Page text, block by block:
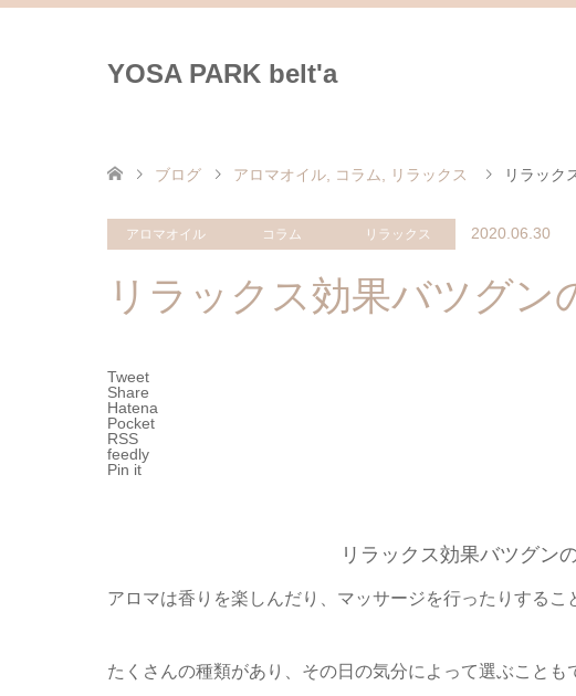
YOSA PARK belt'a
ブログ アロマオイル コラム リラックス リラック
アロマオイル コラム リラックス 2020.06.30
リラックス効果バツグン
Tweet
Share
Hatena
Pocket
RSS
feedly
Pin it
リラックス効果バツグン
アロマは香りを楽しんだり、マッサージを行ったりするこ
たくさんの種類があり、その日の気分によって選ぶこと